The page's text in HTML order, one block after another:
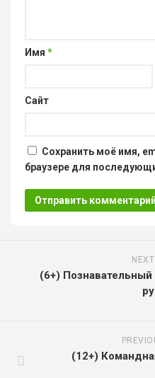
Имя *
Сайт
Сохранить моё имя,
браузере для
(6+)
(12+)